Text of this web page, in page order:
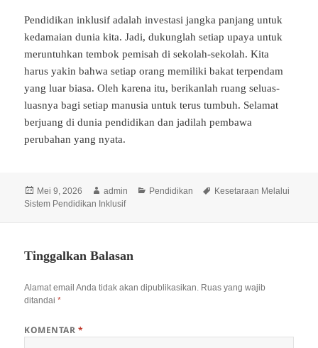
Pendidikan inklusif adalah investasi jangka panjang untuk
kedamaian dunia kita. Jadi, dukunglah setiap upaya untuk
meruntuhkan tembok pemisah di sekolah-sekolah. Kita
harus yakin bahwa setiap orang memiliki bakat terpendam
yang luar biasa. Oleh karena itu, berikanlah ruang seluas-
luasnya bagi setiap manusia untuk terus tumbuh. Selamat
berjuang di dunia pendidikan dan jadilah pembawa
perubahan yang nyata.
Diposkan
pada
Mei 9, 2026 Penulis
admin Kategori
Pendidikan Tag
Kesetaraan Melalui
Sistem Pendidikan Inklusif
Tinggalkan Balasan
Alamat email Anda tidak akan dipublikasikan. Ruas yang wajib
ditandai*
KOMENTAR *